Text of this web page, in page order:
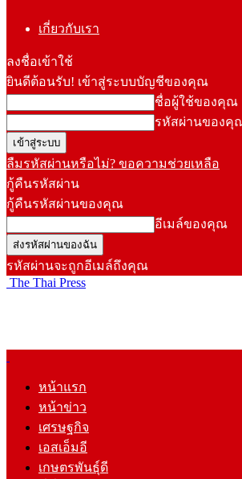
เกี่ยวกับเรา
ลงชื่อเข้าใช้
ยินดีต้อนรับ! เข้าสู่ระบบบัญชีของคุณ
ชื่อผู้ใช้ของคุณ
รหัสผ่านของคุ
ลืมรหัสผ่านหรือไม่? ขอความช่วยเหลือ
กู้คืนรหัสผ่าน
กู้คืนรหัสผ่านของคุณ
อีเมล์ของคุณ
รหัสผ่านจะถูกอีเมล์ถึงคุณ
The Thai Press
หน้าแรก
หน้าข่าว
เศรษฐกิจ
เอสเอ็มอี
เกษตรพันธุ์ดี